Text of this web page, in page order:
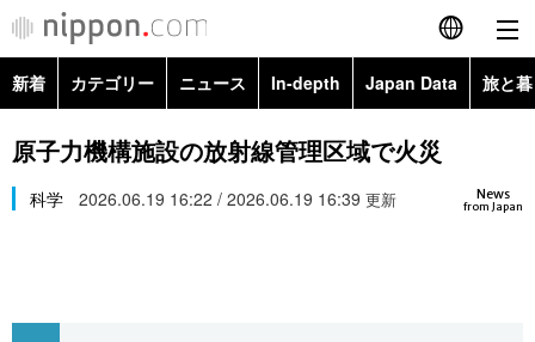
English
简体字
繁體字
新着 カテゴリー ニュース In-depth Japan Data 旅と
政治・外交
経済・ビジネス
社会
Images
原子力機構施設の放射線管理区域で火災
News
from Japan
科学 2026.06.19 16:22 / 2026.06.19 16:39 更新